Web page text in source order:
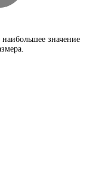
значение